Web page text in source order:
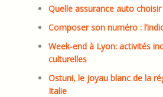
Quelle assurance auto
Composer son numéro :
Week-end à Lyon: activités
culturelles
Ostuni, le joyau blanc de la
Italie